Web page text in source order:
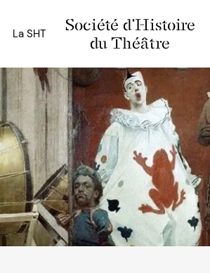
Société d'Histoire
du Théâtre
La SHT